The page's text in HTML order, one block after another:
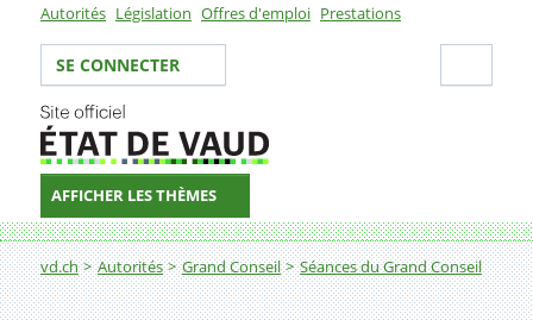
Sous-navigation
Autorités Législation Offres d'emploi Prestations
Votre identité
SE CONNECTER
AFFICHER LES THÈMES
Fil d'Ariane
vd.ch Autorités Grand Conseil Séances du Grand Conseil